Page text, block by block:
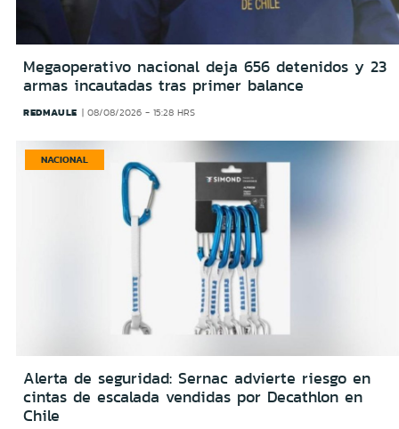
Megaoperativo nacional deja 656 detenidos y 23
armas incautadas tras primer balance
REDMAULE 08/08/2026 - 15:28 HRS
NACIONAL
Alerta de seguridad: Sernac advierte riesgo en
cintas de escalada vendidas por Decathlon en
Chile